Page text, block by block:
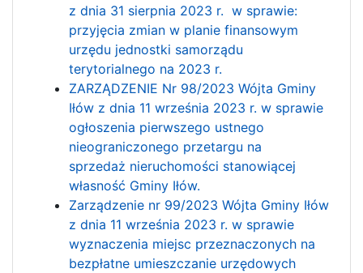
z dnia 31 sierpnia 2023 r. w sprawie:
przyjęcia zmian w planie finansowym
urzędu jednostki samorządu
terytorialnego na 2023 r.
ZARZĄDZENIE Nr 98/2023 Wójta Gminy
Iłów z dnia 11 września 2023 r. w sprawie
ogłoszenia pierwszego ustnego
nieograniczonego przetargu na
sprzedaż nieruchomości stanowiącej
własność Gminy Iłów.
Zarządzenie nr 99/2023 Wójta Gminy Iłów
z dnia 11 września 2023 r. w sprawie
wyznaczenia miejsc przeznaczonych na
bezpłatne umieszczanie urzędowych